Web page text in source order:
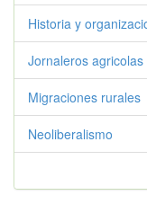
Historia y
Jornaleros agricolas
Migraciones rurales
Neoliberalismo